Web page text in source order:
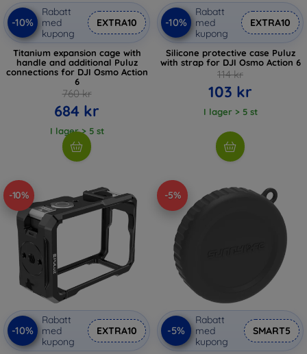
-10%
Rabatt
med
kupong
EXTRA10
Titanium expansion cage with
handle and additional Puluz
connections for DJI Osmo Action
6
760 kr
684 kr
I lager > 5 st
-10%
Rabatt
med
kupong
EXTRA10
Silicone protective case Puluz
with strap for DJI Osmo Action 6
114 kr
103 kr
I lager > 5 st
-10%
-10%
Rabatt
med
kupong
EXTRA10
-5%
-5%
Rabatt
med
kupong
SMART5